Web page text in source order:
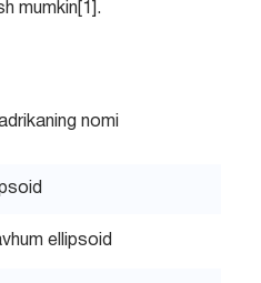
mumkin[1].
nomi
ellipsoid